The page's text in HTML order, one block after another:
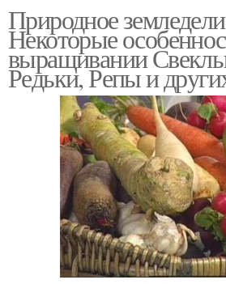
Природное
Некоторые
выращивании
Редьки, Репы и